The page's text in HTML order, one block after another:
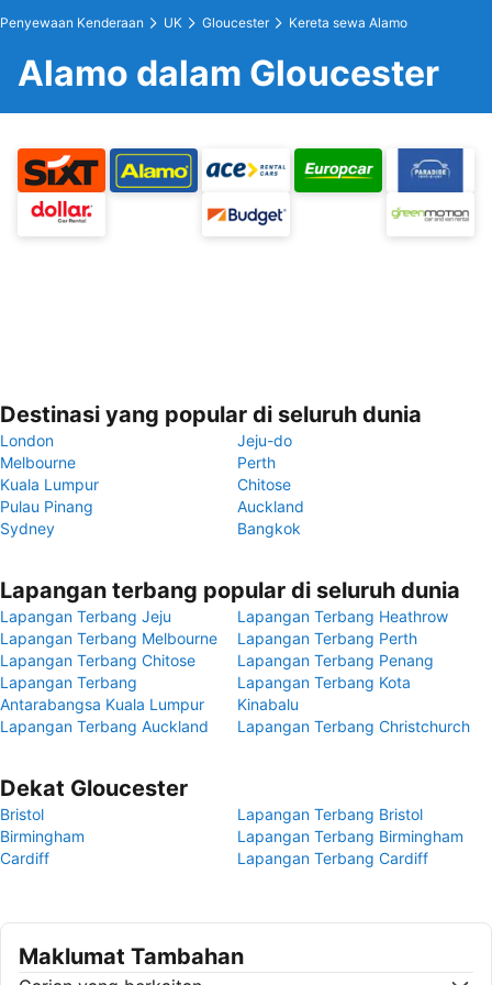
Penyewaan Kenderaan UK Gloucester Kereta sewa Alamo
Alamo dalam Gloucester
Destinasi yang popular di seluruh dunia
London
Jeju-do
Melbourne
Perth
Kuala Lumpur
Chitose
Pulau Pinang
Auckland
Sydney
Bangkok
Lapangan terbang popular di seluruh dunia
Lapangan Terbang Jeju
Lapangan Terbang Heathrow
Lapangan Terbang Melbourne
Lapangan Terbang Perth
Lapangan Terbang Chitose
Lapangan Terbang Penang
Lapangan Terbang
Antarabangsa Kuala Lumpur
Lapangan Terbang Kota
Kinabalu
Lapangan Terbang Auckland
Lapangan Terbang Christchurch
Dekat Gloucester
Bristol
Lapangan Terbang Bristol
Birmingham
Lapangan Terbang Birmingham
Cardiff
Lapangan Terbang Cardiff
Maklumat Tambahan